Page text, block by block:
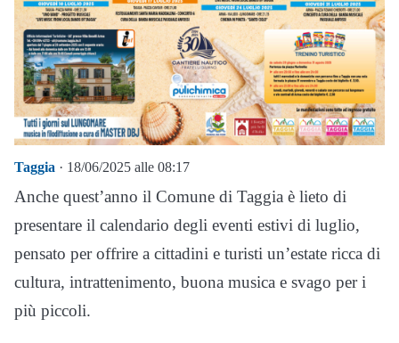
Taggia · 18/06/2025 alle 08:17
Anche quest’anno il Comune di Taggia è lieto di
presentare il calendario degli eventi estivi di luglio,
pensato per offrire a cittadini e turisti un’estate ricca di
cultura, intrattenimento, buona musica e svago per i
più piccoli.